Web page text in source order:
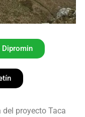
Dipromin
del proyecto Taca